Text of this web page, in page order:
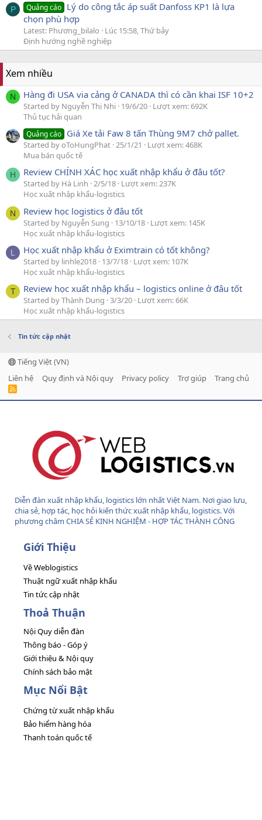
P Quảng cáo Lý do công tắc áp suất Danfoss KP1 là lựa
chọn phù hợp
Latest: Phương_bilalo
Lúc 15:58, Thứ bảy
Định hướng nghề nghiệp
Xem nhiều
N Hàng đi USA via cảng ở CANADA thì có cần khai ISF 10+2
Started by Nguyễn Thị Nhi 19/6/20 Lượt xem: 692K
Thủ tục hải quan
Quảng cáo Giá Xe tải Faw 8 tấn Thùng 9M7 chở pallet.
Started by oToHungPhat 25/1/21
Lượt xem: 468K
Mua bán quốc tế
H Review CHÍNH XÁC học xuất nhập khẩu ở đâu tốt?
Started by Hà Linh 2/5/18 Lượt xem: 237K
Học xuất nhập khẩu-logistics
N Review học logistics ở đâu tốt
Started by Nguyễn Sung 13/10/18 Lượt xem: 145K
Học xuất nhập khẩu-logistics
L Học xuất nhập khẩu ở Eximtrain có tốt không?
Started by linhle2018 13/7/18 Lượt xem: 107K
Học xuất nhập khẩu-logistics
T Review học xuất nhập khẩu – logistics online ở đâu tốt
Started by Thành Dung 3/3/20 Lượt xem: 66K
Học xuất nhập khẩu-logistics
Tin tức cập nhật
Tiếng Việt (VN)
Liên hệ
Quy định và Nội quy Privacy policy Trợ giúp Trang chủ
R
Diễn đàn xuất nhập khẩu, logistics lớn nhất Việt Nam. Nơi giao lưu,
chia sẻ, hợp tác, học hỏi kiến thức xuất nhập khẩu, logistics. Với
phương châm CHIA SẺ KINH NGHIỆM - HỢP TÁC THÀNH CÔNG
Giới Thiệu
Về Weblogistics
Thuật ngữ xuất nhập khẩu
Tin tức cập nhật
Thoả Thuận
Nội Quy diễn đàn
Thông báo - Góp ý
Giới thiệu & Nội quy
Chính sách bảo mật
Mục Nổi Bật
Chứng từ xuất nhập khẩu
Bảo hiểm hàng hóa
Thanh toán quốc tế